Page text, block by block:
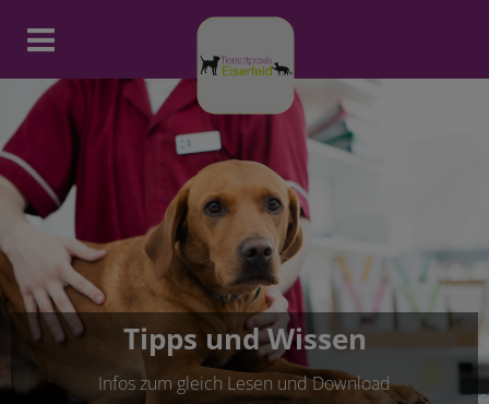
Homepage Tierarztpraxis
Tipps und Wissen
Infos zum gleich Lesen und Download